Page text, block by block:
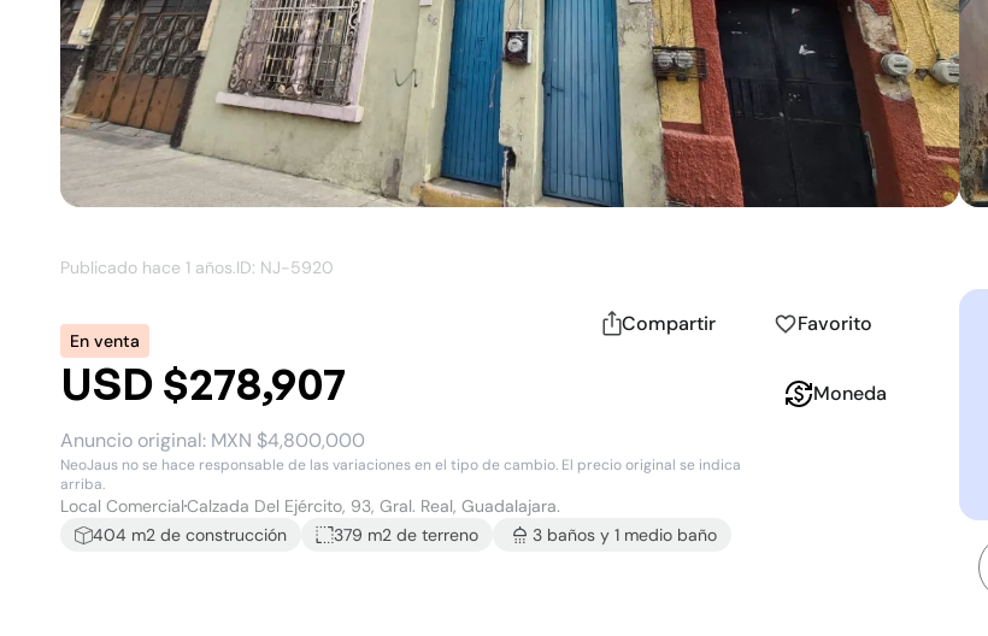
Publicado hace 1 años.ID: NJ-5920
En venta
Compartir Favorito
USD $278,907
Anuncio original: MXN $4,800,000
NeoJaus no se hace responsable de las variaciones en el tipo de cambio. El precio original se indica
arriba.
Moneda
Local ComercialCalzada Del Ejército, 93, Gral. Real, Guadalajara.
404 m2 de construcción 379 m2 de terreno 3 baños y 1 medio baño